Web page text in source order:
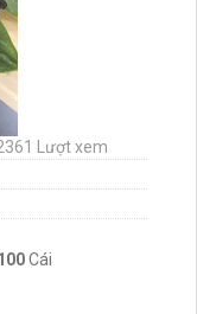
Lượt xem
Cái